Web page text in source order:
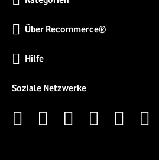
Über Recommerce®
Hilfe
Soziale Netzwerke